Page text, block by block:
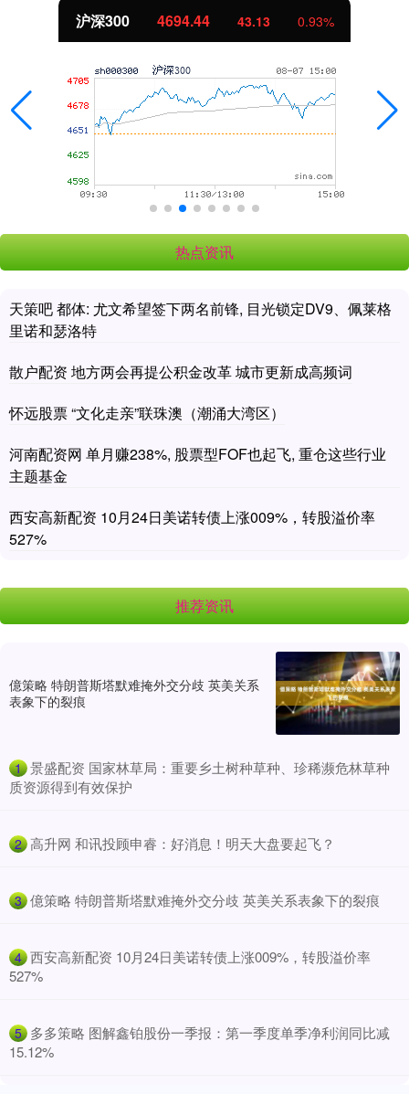
沪深300 4694.44 43.13 0.93%
热点资讯
天策吧 都体: 尤文希望签下两名前锋, 目光锁定DV9、佩莱格
里诺和瑟洛特
散户配资 地方两会再提公积金改革 城市更新成高频词
怀远股票 “文化走亲”联珠澳（潮涌大湾区）
河南配资网 单月赚238%, 股票型FOF也起飞, 重仓这些行业
主题基金
西安高新配资 10月24日美诺转债上涨009%，转股溢价率
527%
推荐资讯
億策略 特朗普斯塔默难掩外交分歧 英美关系
表象下的裂痕
1 ​景盛配资 国家林草局：重要乡土树种草种、珍稀濒危林草种
质资源得到有效保护
2 ​高升网 和讯投顾申睿：好消息！明天大盘要起飞？
3 ​億策略 特朗普斯塔默难掩外交分歧 英美关系表象下的裂痕
4 ​西安高新配资 10月24日美诺转债上涨009%，转股溢价率
527%
5 ​多多策略 图解鑫铂股份一季报：第一季度单季净利润同比减
15.12%